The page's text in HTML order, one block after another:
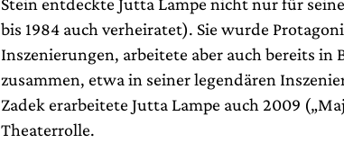
Stein entdeckte Jutta Lampe nicht nur für
bis 1984 auch verheiratet). Sie wurde
Inszenierungen, arbeitete aber auch bereits in
zusammen, etwa in seiner legendären
Zadek erarbeitete Jutta Lampe auch 2009
Theaterrolle.